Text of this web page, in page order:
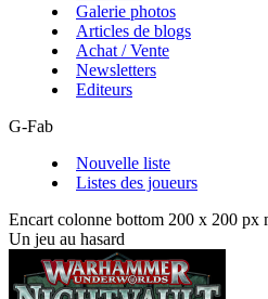
Galerie photos
Articles de blogs
Achat / Vente
Newsletters
Editeurs
G-Fab
Nouvelle liste
Listes des joueurs
Encart colonne bottom 200 x 200 px
Un jeu au hasard